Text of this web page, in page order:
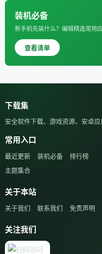
装机必备
新手机先装什么？编辑精选常用
查看清单
下载集
安全软件下载、游戏资源、安卓应
常用入口
最近更新 装机必备
排行榜
主题集合
关于本站
关于我们 联系我们 免责声明
关注我们